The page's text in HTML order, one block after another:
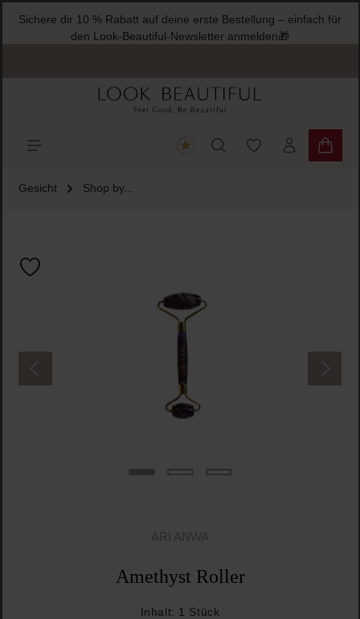
springen
Sichere dir 10 % Rabatt auf deine erste Bestellung – einfach für
den Look-Beautiful-Newsletter anmelden🎁
Du hast 0
Gesicht Shop by...
ARI ANWA
Amethyst Roller
Inhalt: 1 Stück